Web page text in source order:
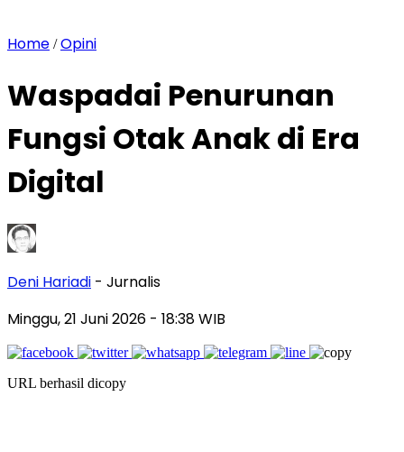
Home /Opini
Waspadai Penurunan
Fungsi Otak Anak di Era
Digital
Deni Hariadi - Jurnalis
Minggu, 21 Juni 2026 - 18:38 WIB
URL berhasil dicopy